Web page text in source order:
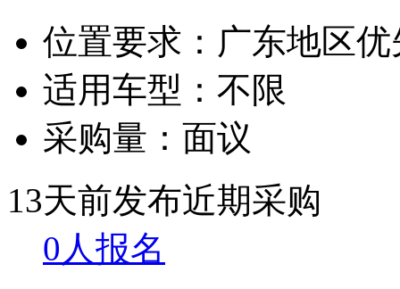
位置要求： 广东地区优
适用车型： 不限
采购量： 面议
13天前发布近期采购
0人报名